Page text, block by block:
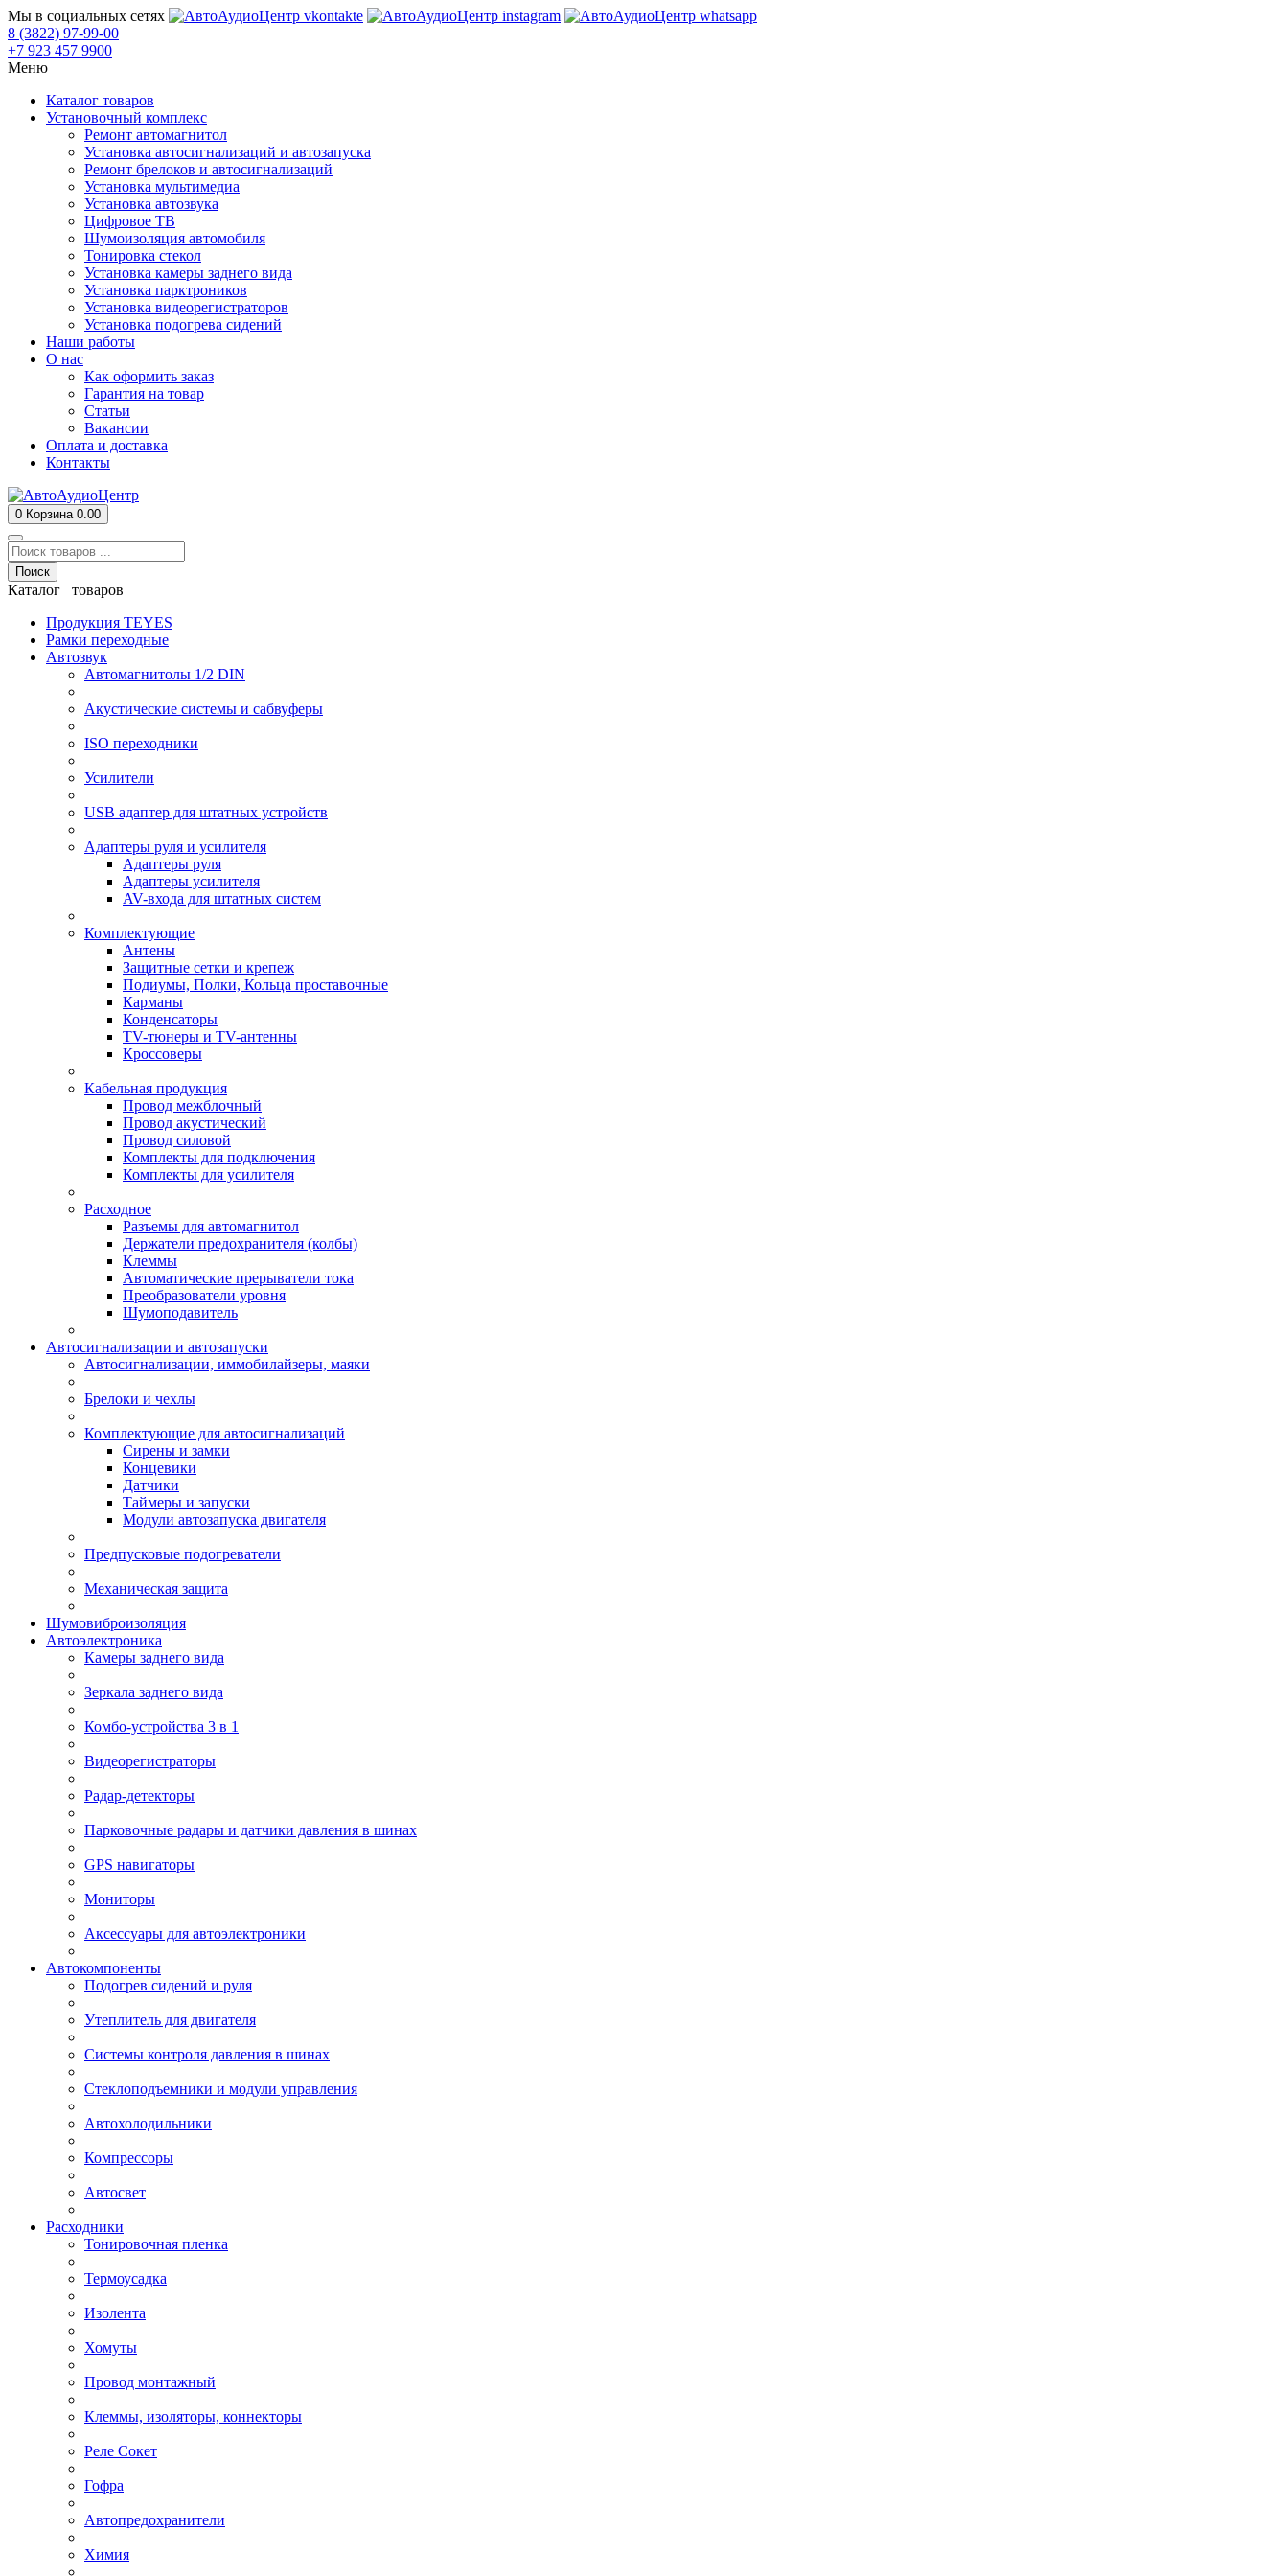
Мы в социальных сетях
8 (3822) 97-99-00
+7 923 457 9900
Меню
Каталог товаров
Установочный комплекс
Ремонт автомагнитол
Установка автосигнализаций и автозапуска
Ремонт брелоков и автосигнализаций
Установка мультимедиа
Установка автозвука
Цифровое ТВ
Шумоизоляция автомобиля
Тонировка стекол
Установка камеры заднего вида
Установка парктроников
Установка видеорегистраторов
Установка подогрева сидений
Наши работы
О нас
Как оформить заказ
Гарантия на товар
Статьи
Вакансии
Оплата и доставка
Контакты
0 Корзина 0.00
Поиск
Каталог товаров
Продукция TEYES
Рамки переходные
Автозвук
Автомагнитолы 1/2 DIN
Акустические системы и сабвуферы
ISO переходники
Усилители
USB адаптер для штатных устройств
Адаптеры руля и усилителя
Адаптеры руля
Адаптеры усилителя
AV-входа для штатных систем
Комплектующие
Антены
Защитные сетки и крепеж
Подиумы, Полки, Кольца проставочные
Карманы
Конденсаторы
TV-тюнеры и TV-антенны
Кроссоверы
Кабельная продукция
Провод межблочный
Провод акустический
Провод силовой
Комплекты для подключения
Комплекты для усилителя
Расходное
Разъемы для автомагнитол
Держатели предохранителя (колбы)
Клеммы
Автоматические прерыватели тока
Преобразователи уровня
Шумоподавитель
Автосигнализации и автозапуски
Автосигнализации, иммобилайзеры, маяки
Брелоки и чехлы
Комплектующие для автосигнализаций
Сирены и замки
Концевики
Датчики
Таймеры и запуски
Модули автозапуска двигателя
Предпусковые подогреватели
Механическая защита
Шумовиброизоляция
Автоэлектроника
Камеры заднего вида
Зеркала заднего вида
Комбо-устройства 3 в 1
Видеорегистраторы
Радар-детекторы
Парковочные радары и датчики давления в шинах
GPS навигаторы
Мониторы
Аксессуары для автоэлектроники
Автокомпоненты
Подогрев сидений и руля
Утеплитель для двигателя
Системы контроля давления в шинах
Стеклоподъемники и модули управления
Автохолодильники
Компрессоры
Автосвет
Расходники
Тонировочная пленка
Термоусадка
Изолента
Хомуты
Провод монтажный
Клеммы, изоляторы, коннекторы
Реле Сокет
Гофра
Автопредохранители
Химия